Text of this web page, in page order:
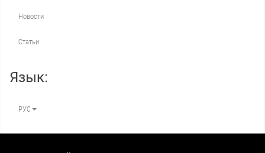
Новости
Статьи
Язык:
РУС